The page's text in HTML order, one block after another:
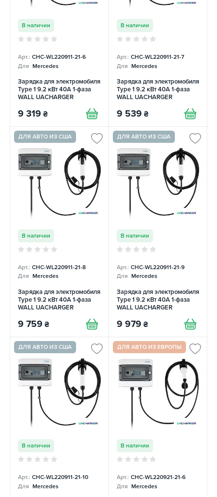
В наличии
Арт.: CHC-WL220911-21-6
Для Mercedes
Зарядка для электромобиля
Type 1 9.2 кВт 40А 1-фаза
WALL UACHARGER
9 319 ₴
В наличии
Арт.: CHC-WL220911-21-7
Для Mercedes
Зарядка для электромобиля
Type 1 9.2 кВт 40А 1-фаза
WALL UACHARGER
9 539 ₴
ДЛЯ АВТО ИЗ США
В наличии
Арт.: CHC-WL220911-21-8
Для Mercedes
Зарядка для электромобиля
Type 1 9.2 кВт 40А 1-фаза
WALL UACHARGER
9 759 ₴
ДЛЯ АВТО ИЗ США
В наличии
Арт.: CHC-WL220911-21-9
Для Mercedes
Зарядка для электромобиля
Type 1 9.2 кВт 40А 1-фаза
WALL UACHARGER
9 979 ₴
ДЛЯ АВТО ИЗ США
В наличии
Арт.: CHC-WL220911-21-10
Для Mercedes
ДЛЯ АВТО ИЗ ЕВРОПЫ
В наличии
Арт.: CHC-WL220921-21-6
Для Mercedes